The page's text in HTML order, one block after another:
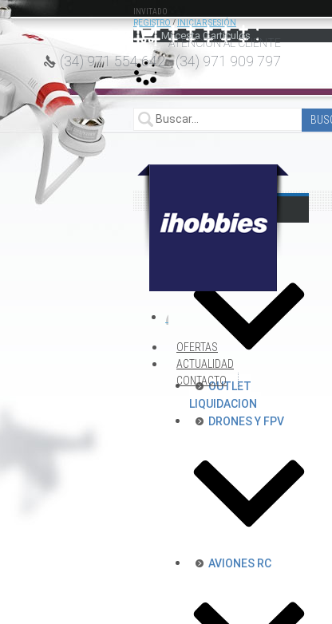
ATENCIÓN AL CLIENTE
(34) 971 554 642 -(34) 971 909 797
INVITADO
REGISTRO/INICIAR SESIÓN
Mi cesta 0artículos
OFERTAS
ACTUALIDAD
CONTACTOOUTLET
LIQUIDACION
DRONES Y FPV
AVIONES RC